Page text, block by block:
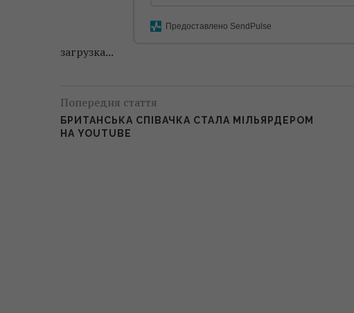
Предоставлено SendPulse
загрузка...
Попередня стаття
БРИТАНСЬКА СПІВАЧКА СТАЛА МІЛЬЯРДЕРОМ
НА YOUTUBE